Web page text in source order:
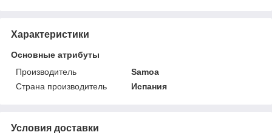
Характеристики
Основные атрибуты
Производитель
Samoa
Страна производитель
Испания
Условия доставки